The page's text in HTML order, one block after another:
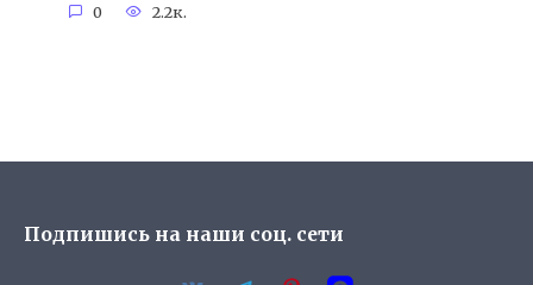
0 2.2к.
Подпишись на наши соц. сети